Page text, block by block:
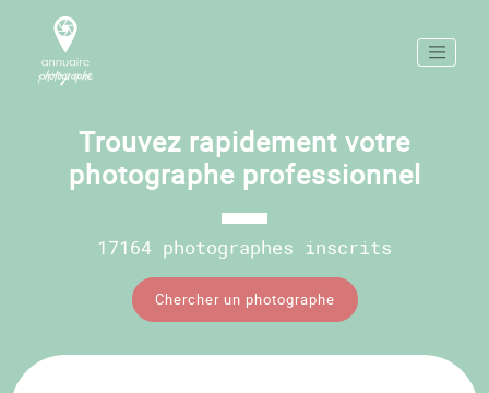
Trouvez rapidement votre
photographe professionnel
17164 photographes inscrits
Chercher un photographe